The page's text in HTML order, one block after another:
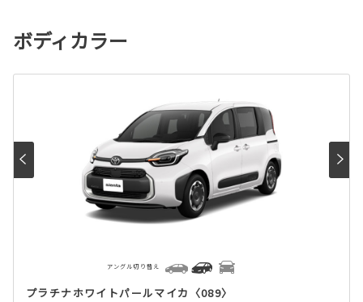
ボディカラー
プラチナホワイトパールマイカ〈089〉
アングル切り替え